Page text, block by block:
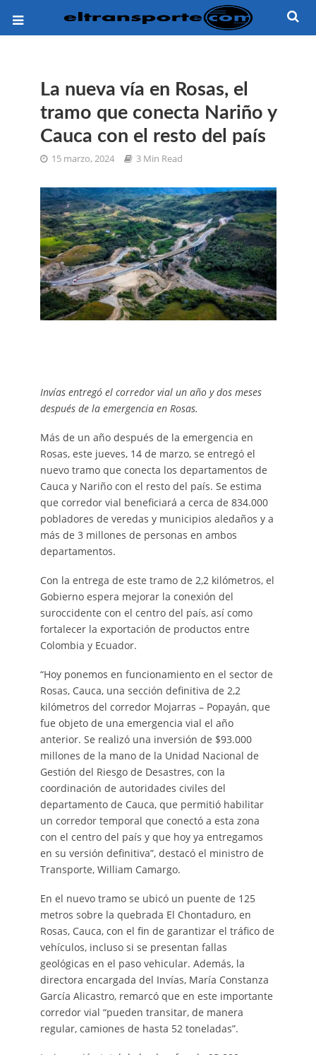
La nueva vía en Rosas, el
tramo que conecta Nariño y
Cauca con el resto del país
15 marzo, 2024 3 Min Read
Invías entregó el corredor vial un año y dos meses
después de la emergencia en Rosas.
Más de un año después de la emergencia en
Rosas, este jueves, 14 de marzo, se entregó el
nuevo tramo que conecta los departamentos de
Cauca y Nariño con el resto del país. Se estima
que corredor vial beneficiará a cerca de 834.000
pobladores de veredas y municipios aledaños y a
más de 3 millones de personas en ambos
departamentos.
Con la entrega de este tramo de 2,2 kilómetros, el
Gobierno espera mejorar la conexión del
suroccidente con el centro del país, así como
fortalecer la exportación de productos entre
Colombia y Ecuador.
“Hoy ponemos en funcionamiento en el sector de
Rosas, Cauca, una sección definitiva de 2,2
kilómetros del corredor Mojarras – Popayán, que
fue objeto de una emergencia vial el año
anterior. Se realizó una inversión de $93.000
millones de la mano de la Unidad Nacional de
Gestión del Riesgo de Desastres, con la
coordinación de autoridades civiles del
departamento de Cauca, que permitió habilitar
un corredor temporal que conectó a esta zona
con el centro del país y que hoy ya entregamos
en su versión definitiva”, destacó el ministro de
Transporte, William Camargo.
En el nuevo tramo se ubicó un puente de 125
metros sobre la quebrada El Chontaduro, en
Rosas, Cauca, con el fin de garantizar el tráfico de
vehículos, incluso si se presentan fallas
geológicas en el paso vehicular. Además, la
directora encargada del Invías, María Constanza
García Alicastro, remarcó que en este importante
corredor vial “pueden transitar, de manera
regular, camiones de hasta 52 toneladas”.